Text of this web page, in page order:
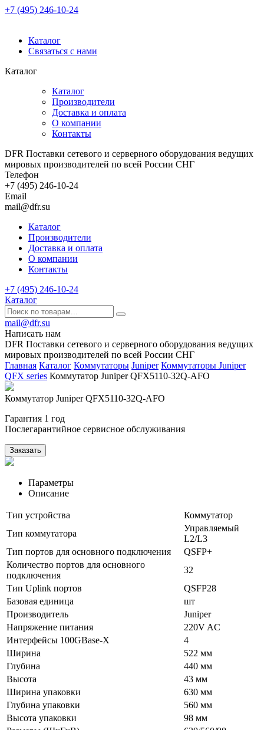
+7 (495) 246-10-24
Каталог
Связаться с нами
Каталог
Каталог
Производители
Доставка и оплата
О компании
Контакты
DFR Поставки сетевого и серверного оборудования ведущих
мировых производителей по всей России СНГ
Телефон
+7 (495) 246-10-24
Email
mail@dfr.su
Каталог
Производители
Доставка и оплата
О компании
Контакты
+7 (495) 246-10-24
Каталог
mail@dfr.su
Написать нам
DFR Поставки сетевого и серверного оборудования ведущих
мировых производителей по всей России СНГ
Главная Каталог Коммутаторы Juniper Коммутаторы Juniper
QFX series Коммутатор Juniper QFX5110-32Q-AFO
Коммутатор Juniper QFX5110-32Q-AFO
Гарантия 1 год
Послегарантийное сервисное обслуживания
Заказать
Параметры
Описание
Тип устройства
Коммутатор
Тип коммутатора
Управляемый
L2/L3
Тип портов для основного подключения
QSFP+
Количество портов для основного
подключения
32
Тип Uplink портов
QSFP28
Базовая единица
шт
Производитель
Juniper
Напряжение питания
220V AC
Интерфейсы 100GBase-X
4
Ширина
522 мм
Глубина
440 мм
Высота
43 мм
Ширина упаковки
630 мм
Глубина упаковки
560 мм
Высота упаковки
98 мм